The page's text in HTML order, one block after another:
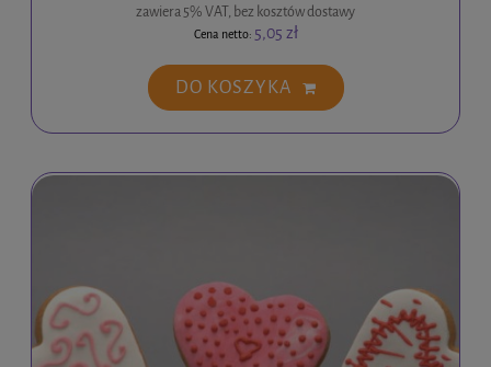
zawiera 5% VAT, bez kosztów dostawy
Cena netto: 5,05 zł
DO KOSZYKA